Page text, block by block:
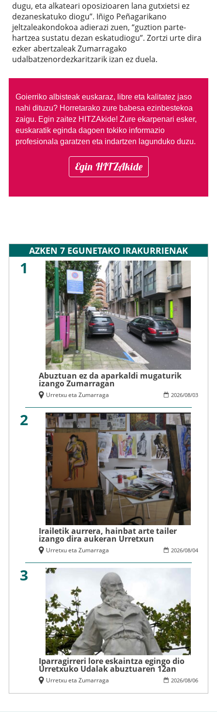
dugu, eta alkateari oposizioaren lana gutxietsi ez
dezaneskatuko diogu”. Iñigo Peñagarikano
jeltzaleakondokoa adierazi zuen, “guztion parte-
hartzea sustatu dezan eskatudiogu”. Zortzi urte dira
ezker abertzaleak Zumarragako
udalbatzenordezkaritzarik izan ez duela.
Goierriko albisteak euskaraz, libre eta kalitatez jaso
nahi dituzu? Horretarako zure babesa ezinbestekoa
zaigu. Egin zaitez HITZAkide! Zure ekarpenari esker,
euskaratik eginda dagoen tokiko informazio
profesionala garatzen eta indartzen lagunduko duzu.
Egin HITZAkide
AZKEN 7 EGUNETAKO IRAKURRIENAK
1
Abuztuan ez da aparkaldi mugaturik
izango Zumarragan
2026/08/03
Urretxu eta Zumarraga
2
Irailetik aurrera, hainbat arte tailer
izango dira aukeran Urretxun
2026/08/04
Urretxu eta Zumarraga
3
Iparragirreri lore eskaintza egingo dio
Urretxuko Udalak abuztuaren 12an
2026/08/06
Urretxu eta Zumarraga